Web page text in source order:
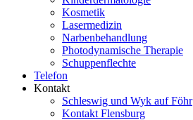
Kosmetik
Lasermedizin
Narbenbehandlung
Photodynamische Therapie
Schuppenflechte
Telefon
Kontakt
Schleswig und Wyk auf Föhr
Kontakt Flensburg